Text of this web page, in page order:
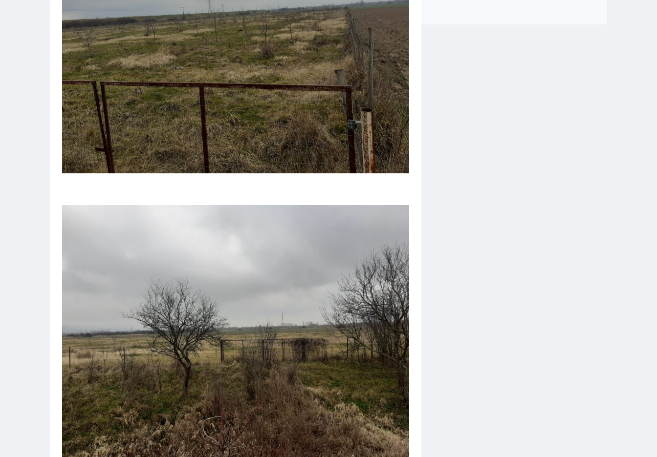
Vand casa p+m, noua, 5 cam,
Seleusului, intrare auto
199,500€
DE VANZARE
Suprafață
550
Dormitoare
4
Tip
Casa/Vila
50MP